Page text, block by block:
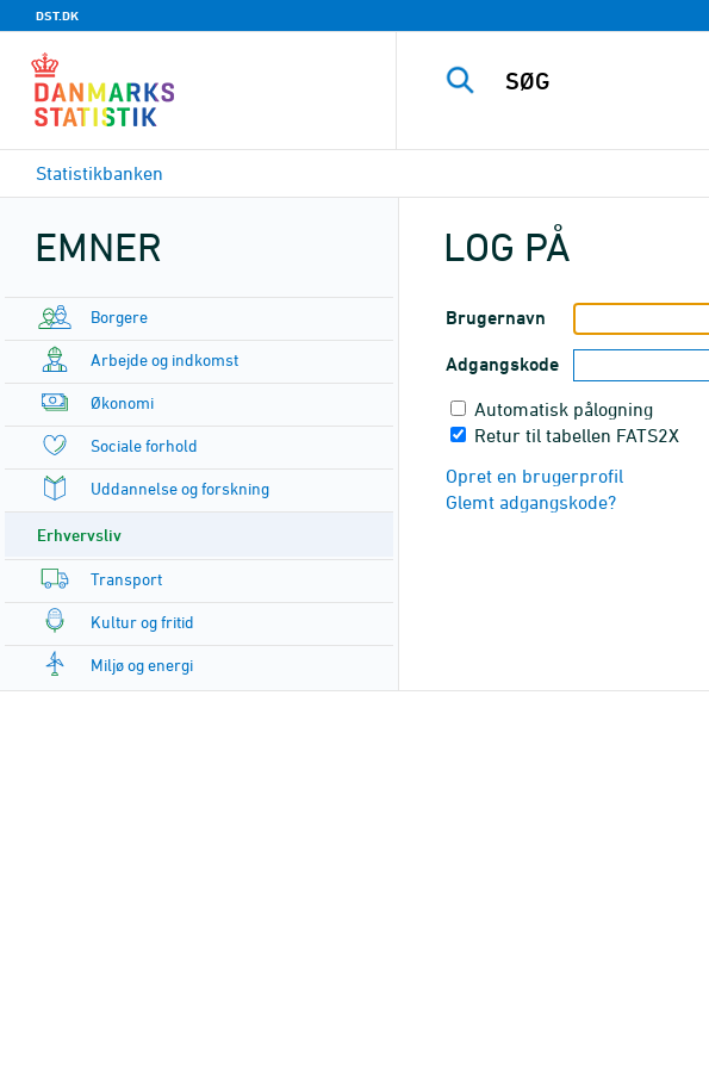
DST.DK
Statistikbanken
EMNER
Borgere
Arbejde og indkomst
Økonomi
Sociale forhold
Uddannelse og forskning
Erhvervsliv
Transport
Kultur og fritid
Miljø og energi
LOG PÅ
Brugernavn
Adgangskode
Automatisk pålogning
Retur til tabellen FATS2X
Opret en brugerprofil
Glemt adgangskode?